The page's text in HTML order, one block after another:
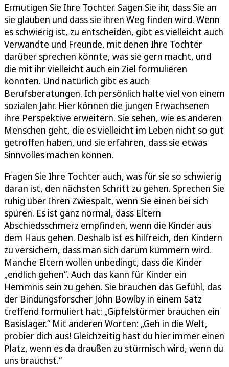
Ermutigen Sie Ihre Tochter. Sagen Sie ihr, dass Sie an
sie glauben und dass sie ihren Weg finden wird. Wenn
es schwierig ist, zu entscheiden, gibt es vielleicht auch
Verwandte und Freunde, mit denen Ihre Tochter
darüber sprechen könnte, was sie gern macht, und
die mit ihr vielleicht auch ein Ziel formulieren
könnten. Und natürlich gibt es auch
Berufsberatungen. Ich persönlich halte viel von einem
sozialen Jahr. Hier können die jungen Erwachsenen
ihre Perspektive erweitern. Sie sehen, wie es anderen
Menschen geht, die es vielleicht im Leben nicht so gut
getroffen haben, und sie erfahren, dass sie etwas
Sinnvolles machen können.
Fragen Sie Ihre Tochter auch, was für sie so schwierig
daran ist, den nächsten Schritt zu gehen. Sprechen Sie
ruhig über Ihren Zwiespalt, wenn Sie einen bei sich
spüren. Es ist ganz normal, dass Eltern
Abschiedsschmerz empfinden, wenn die Kinder aus
dem Haus gehen. Deshalb ist es hilfreich, den Kindern
zu versichern, dass man sich darum kümmern wird.
Manche Eltern wollen unbedingt, dass die Kinder
„endlich gehen“. Auch das kann für Kinder ein
Hemmnis sein zu gehen. Sie brauchen das Gefühl, das
der Bindungsforscher John Bowlby in einem Satz
treffend formuliert hat: „Gipfelstürmer brauchen ein
Basislager.“ Mit anderen Worten: „Geh in die Welt,
probier dich aus! Gleichzeitig hast du hier immer einen
Platz, wenn es da draußen zu stürmisch wird, wenn du
uns brauchst.“